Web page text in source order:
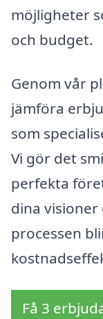
möjligheter
och budget.
Genom vår
jämföra
som
Vi gör det
perfekta
dina
processen
Få 3